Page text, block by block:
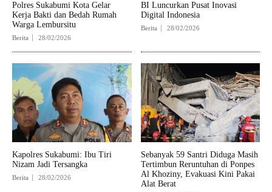
Polres Sukabumi Kota Gelar
Kerja Bakti dan Bedah Rumah
Warga Lembursitu
Berita 28/02/2026
BI Luncurkan Pusat Inovasi
Digital Indonesia
Berita 28/02/2026
Kapolres Sukabumi: Ibu Tiri
Nizam Jadi Tersangka
Berita 28/02/2026
Sebanyak 59 Santri Diduga Masih
Tertimbun Reruntuhan di Ponpes
Al Khoziny, Evakuasi Kini Pakai
Alat Berat